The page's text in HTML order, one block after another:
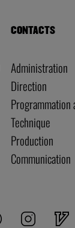
CONTACTS
Administration
Direction
Technique
Production
Communication